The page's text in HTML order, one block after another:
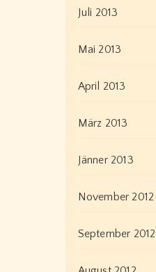
Juli 2013
Mai 2013
April 2013
März 2013
Jänner 2013
November 2012
September 2012